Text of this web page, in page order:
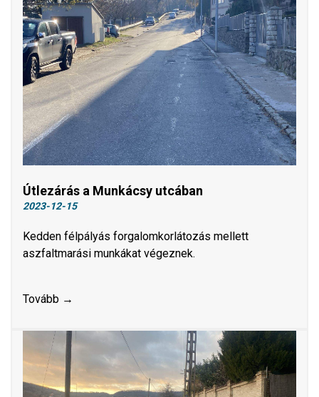
Útlezárás a Munkácsy utcában
2023-12-15
Kedden félpályás forgalomkorlátozás mellett
aszfaltmarási munkákat végeznek.
Tovább →